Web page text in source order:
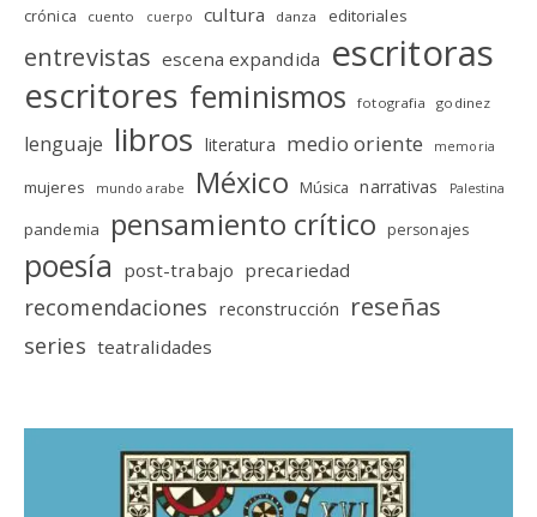
crónica cuento cuerpo cultura danza editoriales
entrevistas escena expandida escritoras
escritores feminismos fotografia godinez
lenguaje libros literatura medio oriente memoria
mujeres mundo arabe México Música narrativas Palestina
pandemia pensamiento crítico personajes
poesía post-trabajo precariedad
recomendaciones reconstrucción reseñas
series teatralidades